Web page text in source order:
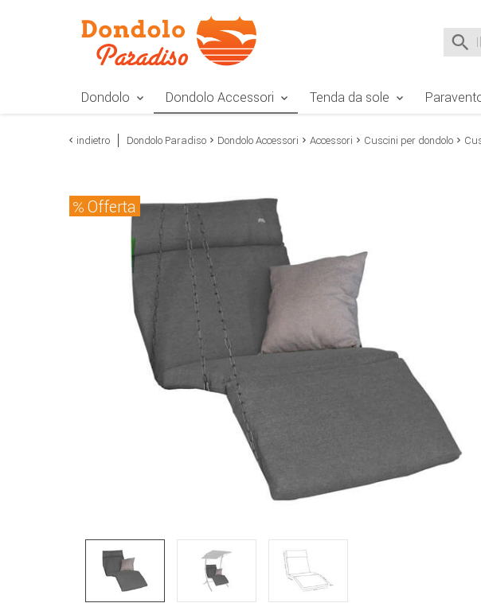
Dondolo Dondolo Accessori Tenda da sole
indietro Dondolo Paradiso Dondolo Accessori Accessori Cuscini per dondolo
Offerta